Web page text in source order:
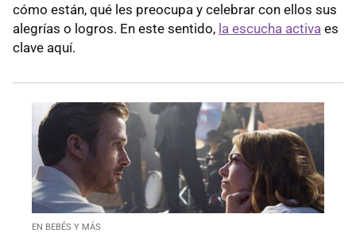
cómo están, qué les preocupa y celebrar con ellos sus
alegrías o logros. En este sentido, la escucha activa es
clave aquí.
EN BEBÉS Y MÁS